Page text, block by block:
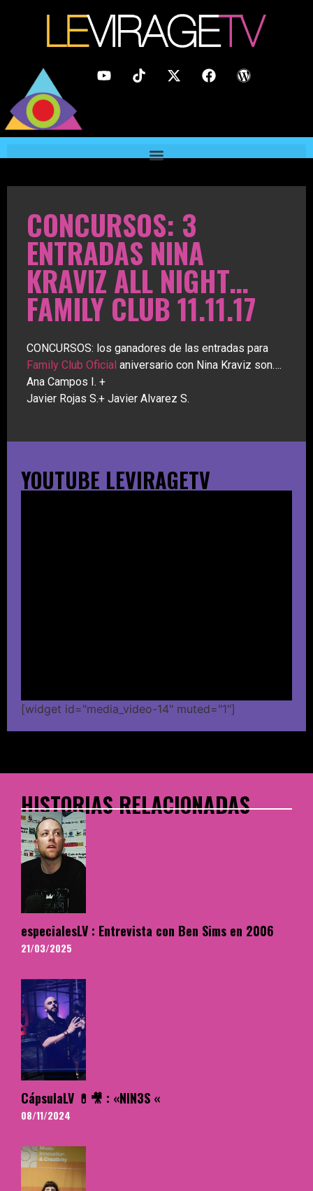
CONCURSOS: 3
ENTRADAS NINA
KRAVIZ ALL NIGHT…
FAMILY CLUB 11.11.17
CONCURSOS: los ganadores de las entradas para
Family Club Oficial aniversario con Nina Kraviz son….
Ana Campos I. +
Javier Rojas S.+ Javier Alvarez S.
YOUTUBE LEVIRAGETV
[widget id="media_video-14" muted="1"]
HISTORIAS RELACIONADAS
especialesLV : Entrevista con Ben Sims en 2006
21/03/2025
CápsulaLV 💊🎥 : «NIN3S «
08/11/2024